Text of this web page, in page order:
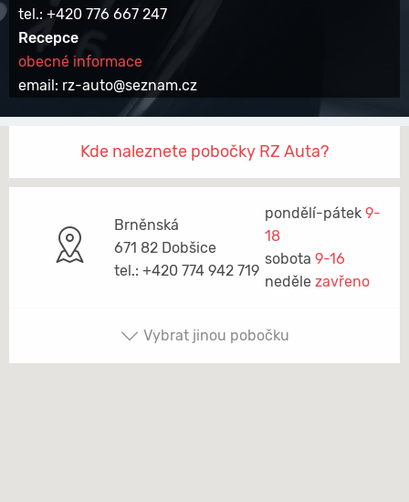
tel.: +420 776 667 247
Recepce
obecné informace
email: rz-auto@seznam.cz
Kde naleznete pobočky RZ Auta?
Brněnská
671 82 Dobšice
tel.: +420 774 942 719
pondělí-pátek 9-
18
sobota 9-16
neděle zavřeno
Vybrat jinou pobočku